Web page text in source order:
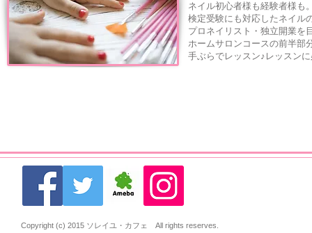
ネイル初心者様も経験者様も
検定受験にも対応したネイル
プロネイリスト・独立開業を
ホームサロンコースの前半部
手ぶらでレッスン♪レッスン
Copyright (c) 2015 ソレイユ・カフェ All rights reserves.